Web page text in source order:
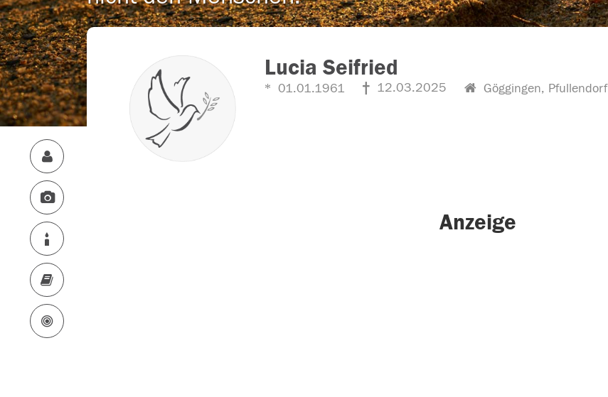
Lucia Seifried
01.01.1961 12.03.2025 Göggingen, Pfullendorf
Anzeige